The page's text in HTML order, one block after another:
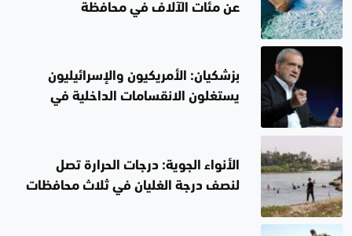
عن مئات الآلاف في محافظة
بزشكيان: الأمريكيون والإسرائيليون
يستغلون الانقسامات الداخلية في
الأنواء الجوية: درجات الحرارة تصل
لنصف درجة الغليان في ثلاث محافظات